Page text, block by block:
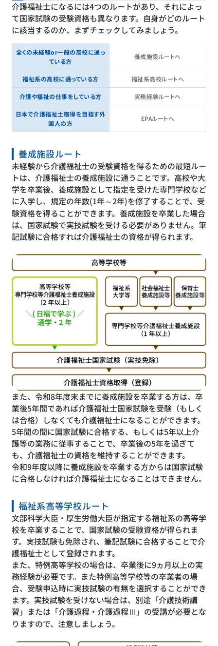
介護福祉士になるには4つのルートがあり、それによっ
て国家試験の受験資格も異なります。自身がどのルート
に該当するのか、まずチェックしてみましょう。
全くの未経験or一般の高校に通っ
ている方
養成施設ルートへ
福祉系の高校に通っている方 福祉系高校ルートへ
介護や福祉の仕事をしている方 実務経験ルートへ
日本で介護福祉士取得を目指す外
国人の方
EPAルートへ
養成施設ルート
未経験から介護福祉士の受験資格を得るための最短ルー
トは、介護福祉士の養成施設に通うことです。高校や大
学を卒業後、養成施設として指定を受けた専門学校など
に入学し、規定の年数(1年～2年)を修了することで、受
験資格を得ることができます。養成施設を卒業した場合
は、国家試験で実技試験を受ける必要がありません。筆
記試験に合格すれば介護福祉士の資格が得られます。
また、令和8年度末までに養成施設を卒業する方は、卒
業後5年間であれば介護福祉士国家試験を受験（もしく
は合格）しなくても介護福祉士になることができます。
5年間の間に国家試験に合格する、もしくは5年以上介
護等の業務に従事することで、卒業後の5年を過ぎて
も、介護福祉士の資格を維持することができます。
令和9年度以降に養成施設を卒業する方からは国家試験
に合格しなければ介護福祉士になることはできません。
福祉系高等学校ルート
文部科学大臣・厚生労働大臣が指定する福祉系の高等学
校を卒業することで、国家試験の受験資格が得られま
す。実技試験も免除され、筆記試験に合格することで介
護福祉士として登録されます。
また、特例高等学校の場合は、卒業後に9ヵ月以上の実
務経験が必要です。また特例高等学校等の卒業者の場
合、受験申込時に実技試験の有無を選択することができ
ます。実技試験を受けない場合は、別途「介護技術講
習」または「介護過程・介護過程Ⅲ」の受講が必要とな
りますので、注意しましょう。